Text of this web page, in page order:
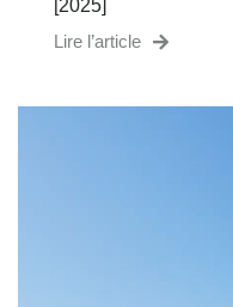
[2025]
Lire l’article